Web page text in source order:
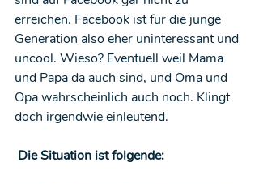
erreichen. Facebook ist für die junge
Generation also eher uninteressant und
uncool. Wieso? Eventuell weil Mama
und Papa da auch sind, und Oma und
Opa wahrscheinlich auch noch. Klingt
doch irgendwie einleutend.
Die Situation ist folgende: